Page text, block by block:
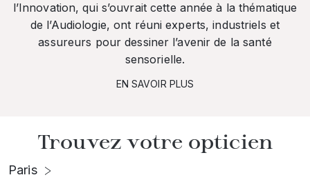
l’Innovation, qui s’ouvrait cette année à la thématique
de l’Audiologie, ont réuni experts, industriels et
assureurs pour dessiner l’avenir de la santé
sensorielle.
EN SAVOIR PLUS
Trouvez votre opticien
Paris